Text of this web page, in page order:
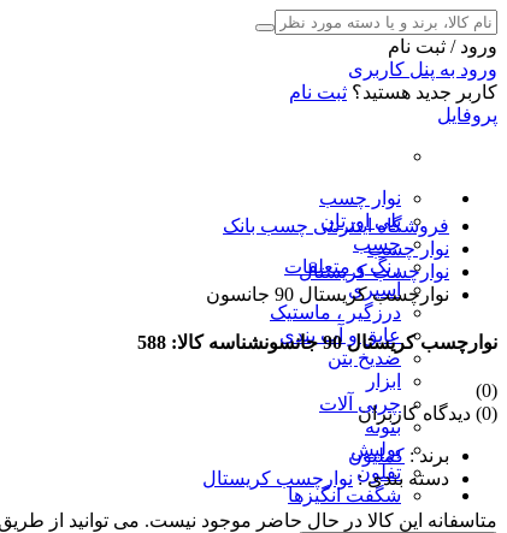
ورود / ثبت نام
ورود به پنل کاربری
کاربر جدید هستید؟ ثبت نام
پروفایل
نوار چسب
پلی اورتان
چسب
رنگ و متعلقات
اسپری
درزگیر ، ماستیک
عایق و آب بندی
ضدیخ بتن
ابزار
چربی آلات
بتونه
پولیش
تفلون
شگفت انگیزها
فروشگاه اینترنتی چسب بانک
نوار چسب
نوارچسب کریستال
نوارچسب کریستال 90 جانسون
نوارچسب کریستال 90 جانسون شناسه کالا: 588
(0)
(0) دیدگاه کاربران
برند: کملیون
دسته بندی: نوارچسب کریستال
متاسفانه این کالا در حال حاضر موجود نیست. می توانید از